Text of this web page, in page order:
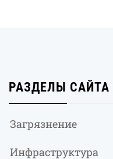
РАЗДЕЛЫ САЙТА
Загрязнение
Инфраструктура